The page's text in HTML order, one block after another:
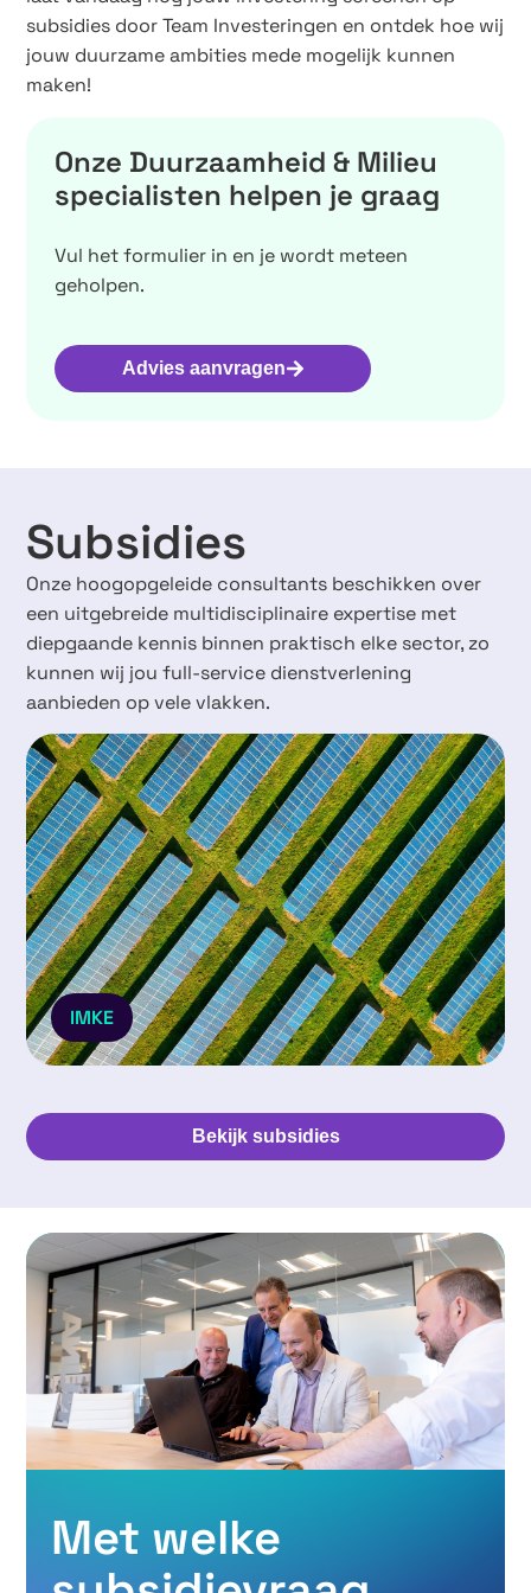
subsidies door Team Investeringen en ontdek hoe wij
jouw duurzame ambities mede mogelijk kunnen
maken!
Onze Duurzaamheid & Milieu
specialisten helpen je graag
Vul het formulier in en je wordt meteen
geholpen.
Advies aanvragen
Subsidies
Onze hoogopgeleide consultants beschikken over
een uitgebreide multidisciplinaire expertise met
diepgaande kennis binnen praktisch elke sector, zo
kunnen wij jou full-service dienstverlening
aanbieden op vele vlakken.
IMKE
Bekijk subsidies
Met welke